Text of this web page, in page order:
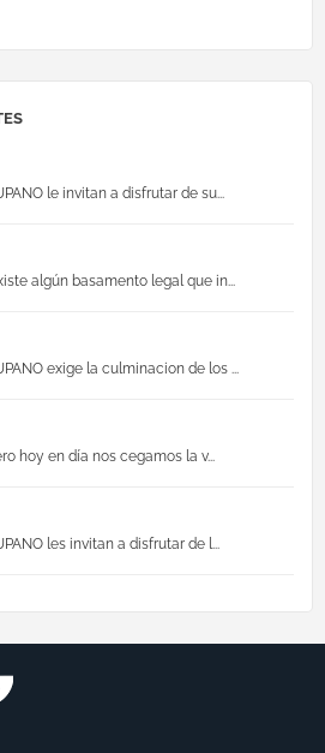
le invitan a disfrutar de su...
algún basamento legal que in...
exige la culminacion de los ...
hoy en día nos cegamos la v...
les invitan a disfrutar de l...